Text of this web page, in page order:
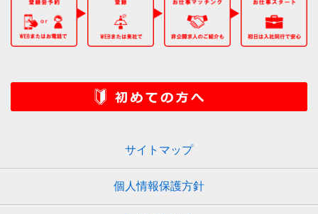
サイトマップ
個人情報保護方針